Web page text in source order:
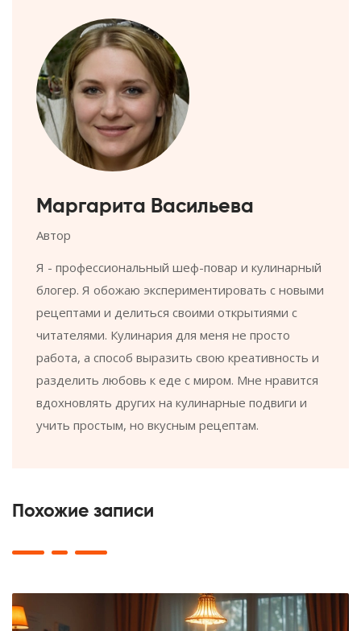
Маргарита Васильева
Автор
Я - профессиональный шеф-повар и кулинарный
блогер. Я обожаю экспериментировать с новыми
рецептами и делиться своими открытиями с
читателями. Кулинария для меня не просто
работа, а способ выразить свою креативность и
разделить любовь к еде с миром. Мне нравится
вдохновлять других на кулинарные подвиги и
учить простым, но вкусным рецептам.
Похожие записи